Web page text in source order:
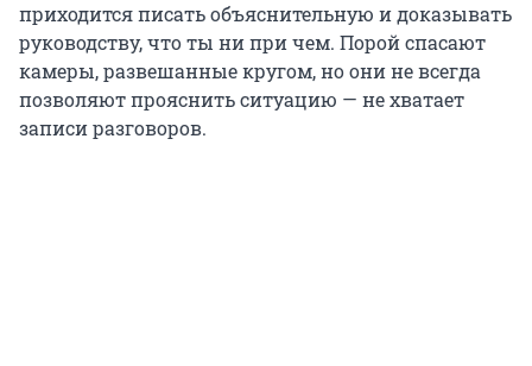
приходится писать объяснительную и доказывать
руководству, что ты ни при чем. Порой спасают
камеры, развешанные кругом, но они не всегда
позволяют прояснить ситуацию — не хватает
записи разговоров.